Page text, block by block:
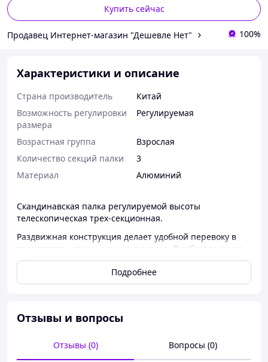
Купить сейчас
Продавец Интернет-магазин "Дешевле Нет" 100%
Характеристики и описание
Страна производитель
Китай
Возможность регулировки
размера
Регулируемая
Возрастная группа
Взрослая
Количество секций палки
3
Материал
Алюминий
Скандинавская палка регулируемой высоты
телескопическая трех-секционная.
Раздвижная конструкция делает удобной перевоку в
транспорте и переноску на рюкзаке. Пробковая ручка
обеспечивает отличное сцепление с кожей и с тканью
удобно опираться. Сочетание алюминиевого
основания и пластиковой опоры делает такие палки
Палки повышают устойчивость, разгружают мышцы и
Подробнее
Отзывы и вопросы
Отзывы (0) Вопросы (0)